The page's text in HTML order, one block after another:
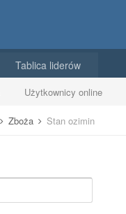
Użytkownicy online
Tablica liderów
Zboża Stan ozimin